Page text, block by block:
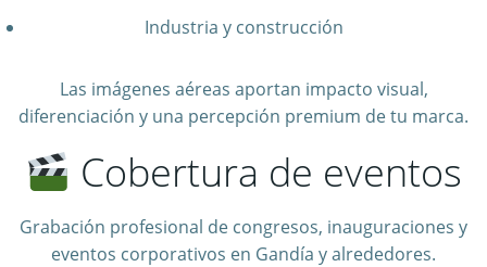
Industria y construcción
Las imágenes aéreas aportan impacto visual,
diferenciación y una percepción premium de tu marca.
Cobertura de eventos
Grabación profesional de congresos, inauguraciones y
eventos corporativos en Gandía y alrededores.